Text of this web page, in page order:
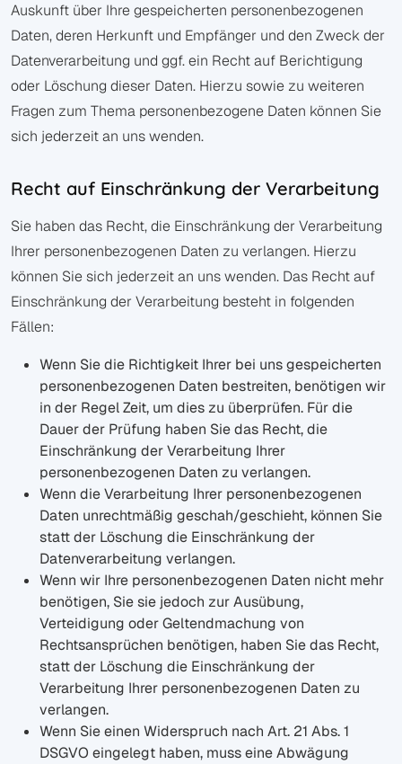
Auskunft über Ihre gespeicherten personenbezogenen
Daten, deren Herkunft und Empfänger und den Zweck der
Datenverarbeitung und ggf. ein Recht auf Berichtigung
oder Löschung dieser Daten. Hierzu sowie zu weiteren
Fragen zum Thema personenbezogene Daten können Sie
sich jederzeit an uns wenden.
Recht auf Einschränkung der Verarbeitung
Sie haben das Recht, die Einschränkung der Verarbeitung
Ihrer personenbezogenen Daten zu verlangen. Hierzu
können Sie sich jederzeit an uns wenden. Das Recht auf
Einschränkung der Verarbeitung besteht in folgenden
Fällen:
Wenn Sie die Richtigkeit Ihrer bei uns gespeicherten
personenbezogenen Daten bestreiten, benötigen wir
in der Regel Zeit, um dies zu überprüfen. Für die
Dauer der Prüfung haben Sie das Recht, die
Einschränkung der Verarbeitung Ihrer
personenbezogenen Daten zu verlangen.
Wenn die Verarbeitung Ihrer personenbezogenen
Daten unrechtmäßig geschah/geschieht, können Sie
statt der Löschung die Einschränkung der
Datenverarbeitung verlangen.
Wenn wir Ihre personenbezogenen Daten nicht mehr
benötigen, Sie sie jedoch zur Ausübung,
Verteidigung oder Geltendmachung von
Rechtsansprüchen benötigen, haben Sie das Recht,
statt der Löschung die Einschränkung der
Verarbeitung Ihrer personenbezogenen Daten zu
verlangen.
Wenn Sie einen Widerspruch nach Art. 21 Abs. 1
DSGVO eingelegt haben, muss eine Abwägung